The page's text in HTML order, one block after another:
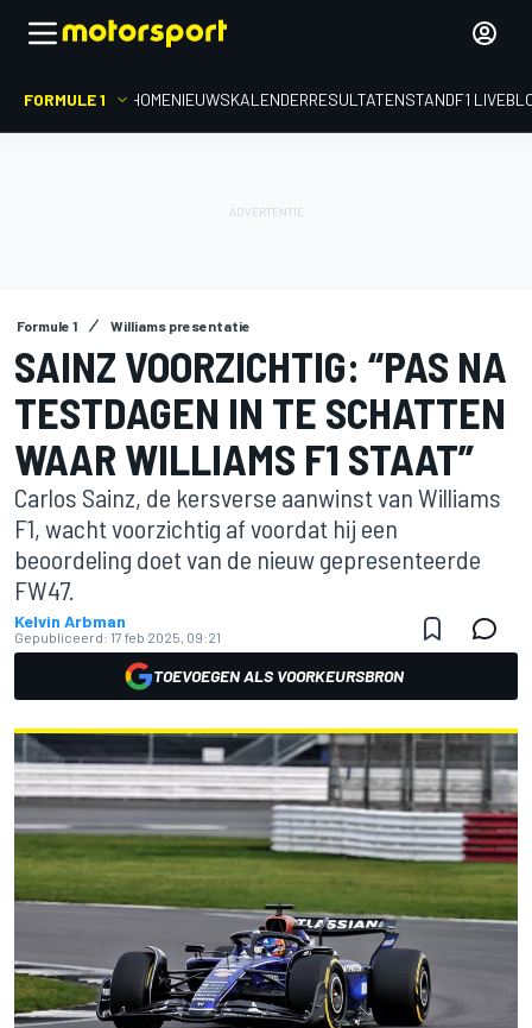
FORMULE 1 HOMENIEUWSKALENDERRESULTATENSTANDF1
Formule 1 Williams presentatie
SAINZ VOORZICHTIG: “PAS NA
TESTDAGEN IN TE SCHATTEN
WAAR WILLIAMS F1 STAAT”
Carlos Sainz, de kersverse aanwinst van Williams
F1, wacht voorzichtig af voordat hij een
beoordeling doet van de nieuw gepresenteerde
FW47.
Kelvin Arbman
Gepubliceerd: 17 feb 2025, 09:21
TOEVOEGEN ALS VOORKEURSBRON